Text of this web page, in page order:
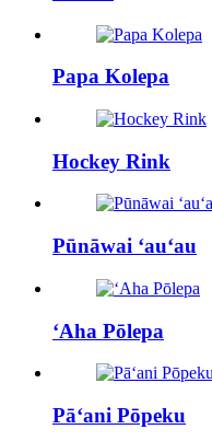
Papa Kolepa
Hockey Rink
Pūnāwai ʻauʻau
ʻAha Pōlepa
Pāʻani Pōpeku